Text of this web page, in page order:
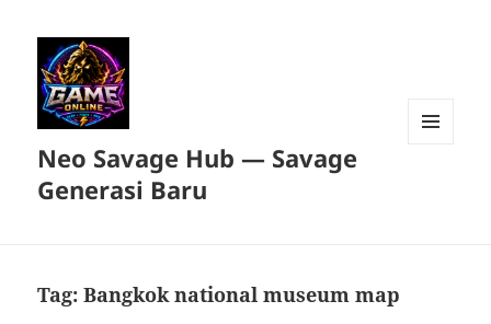
Neo Savage Hub — Savage
Generasi Baru
Tag:Bangkok national museum map